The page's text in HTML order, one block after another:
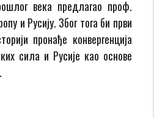
века предлагао проф.
и Русију. Због тога би први
пронађе конвергенција
сила и Русије као основе